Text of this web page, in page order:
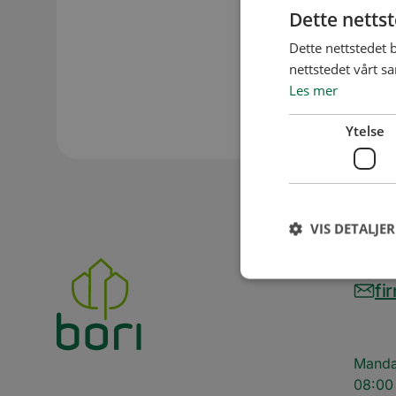
avkortning
Dette
Dette nettstedet
nettstedet vårt
Les mer
Ytelse
VIS DETALJER